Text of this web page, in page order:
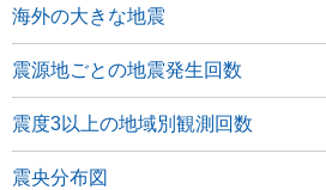
海外の大きな地震
震源地ごとの地震発生回数
震度3以上の地域別観測回数
震央分布図